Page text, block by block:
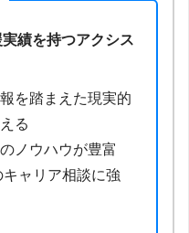
績を持つアクシス
を踏まえた現実的
る
ノウハウが豊富
ャリア相談に強